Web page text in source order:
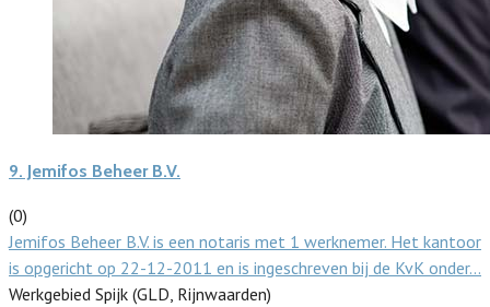
9. Jemifos Beheer B.V.
(0)
Jemifos Beheer B.V. is een notaris met 1 werknemer. Het kantoor
is opgericht op 22-12-2011 en is ingeschreven bij de KvK onder…
Werkgebied Spijk (GLD, Rijnwaarden)